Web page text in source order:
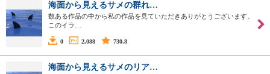
海面から見えるサメの群れ…
数ある作品の中から私の作品を見ていただきありがとうございます。
このイラ…
0 2,088 730.8
海面から見えるサメのリア…